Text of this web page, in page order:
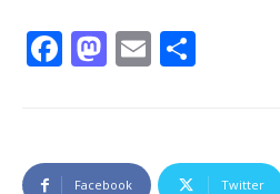
Facebook
Mastodon
Email
Facebook Twitter